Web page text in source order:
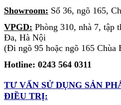
Showroom: Số 36, ngõ 165,
VPGD: Phòng 310, nhà 7, tập
Đa, Hà Nội
(Đi ngõ 95 hoặc ngõ 165 Chùa
Hotline: 0243 564 0311
TƯ VẤN SỬ DỤNG SẢN
ĐIỀU TRỊ: